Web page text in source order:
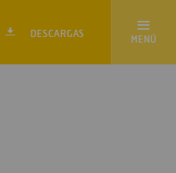
DESCARGAS MENÚ